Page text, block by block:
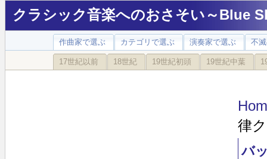
クラシック音楽へのおさそい～Blue
作曲家で選ぶ カテゴリで選ぶ 演奏家で選ぶ 不
17世紀以前 18世紀 19世紀初頭 19世紀中葉
律
バ